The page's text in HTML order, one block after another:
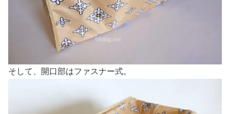
そして、開口部はファスナー式。